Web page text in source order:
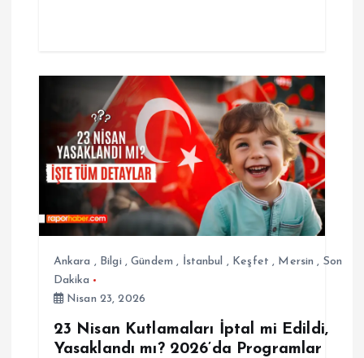
Ankara , Bilgi ,Gündem , İstanbul , Keşfet , Mersin , Son
Dakika
Nisan 23, 2026
23 Nisan Kutlamaları İptal mi Edildi,
Yasaklandı mı? 2026’da Programlar